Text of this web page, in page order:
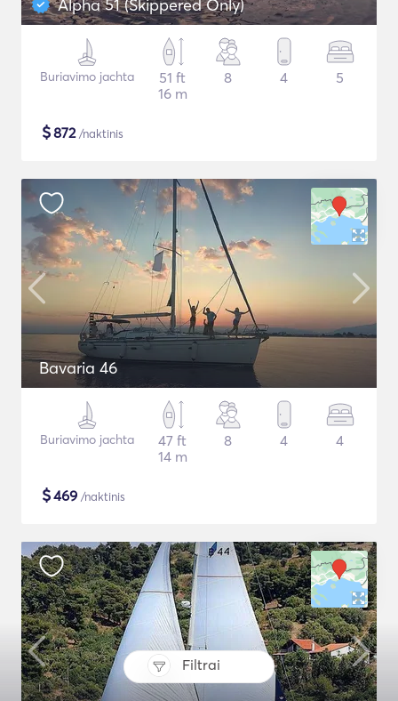
Filtrai
Alpha 51 (Skippered Only)
Buriavimo jachta
51 ft
16 m
8 4 5
$872/naktinis
Bavaria 46
Buriavimo jachta
47 ft
14 m
8 4 4
$469 /naktinis